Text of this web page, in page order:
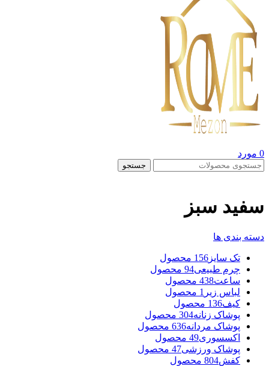
0 مورد
جستجو
سفید سبز
دسته بندی ها
تک سایز 156 محصول
چرم طبیعی94 محصول
ساعت438 محصول
لباس زیر 1 محصول
کیف136 محصول
پوشاک زنانه304 محصول
پوشاک مردانه636 محصول
اکسسوری49 محصول
پوشاک ورزشی47 محصول
کفش804 محصول